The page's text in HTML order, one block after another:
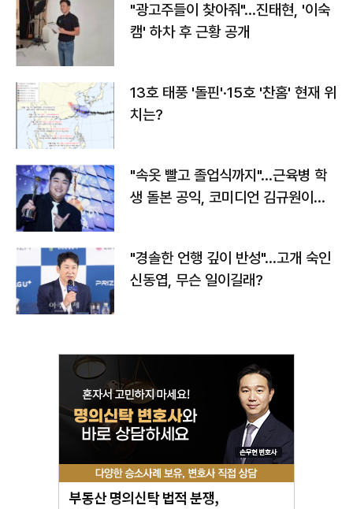
"광고주들이 찾아줘"…진태현, '이숙
캠' 하차 후 근황 공개
13호 태풍 '돌핀'·15호 '찬홈' 현재 위
치는?
"속옷 빨고 졸업식까지"…근육병 학
생 돌본 공익, 코미디언 김규원이었
"경솔한 언행 깊이 반성"…고개 숙인
신동엽, 무슨 일이길래?